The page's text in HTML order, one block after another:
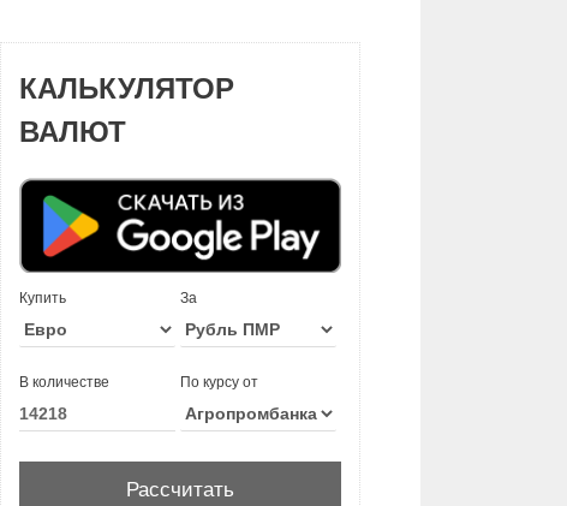
КАЛЬКУЛЯТОР
ВАЛЮТ
Купить За
В количестве По курсу от